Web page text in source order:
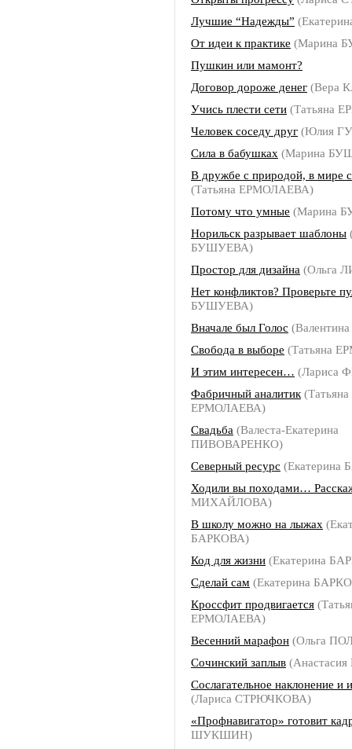
Лучшие “Надежды”
От идеи к практике (Марина
Пушкин или мамонт?
Договор дороже денег (Вера
Учись плести сети (Татьяна
Человек соседу друг (Юлия
Сила в бабушках (Марина
В дружбе с природой, в мире
(Татьяна ЕРМОЛАЕВА)
Потому что умные (Марина
Норильск разрывает шаблоны
БУШУЕВА)
Простор для дизайна (Ольга
Нет конфликтов? Проверьте
БУШУЕВА)
Вначале был Голос
Свобода в выборе (Татьяна
И этим интересен… (Лариса
Фабричный аналитик (Татьяна
ЕРМОЛАЕВА)
Свадьба (Валеста-Екатерина
ПИВОВАРЕНКО)
Северный ресурс (Екатерина
Ходили вы походами…
МИХАЙЛОВА)
В школу можно на лыжах
БАРКОВА)
Код для жизни (Екатерина
Сделай сам (Екатерина
Кроссфит продвигается
ЕРМОЛАЕВА)
Весенний марафон (Ольга
Сочинский заплыв
Сослагательное наклонение и
(Лариса СТРЮЧКОВА)
«Профнавигатор» готовит
ШУКШИН)